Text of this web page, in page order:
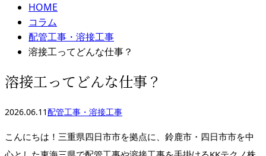
HOME
コラム
配管工事・溶接工事
溶接工ってどんな仕事？
溶接工ってどんな仕事？
2026.06.11配管工事・溶接工事
こんにちは！三重県四日市市を拠点に、鈴鹿市・四日市市を中